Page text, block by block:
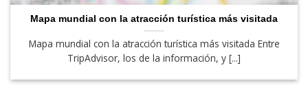
Mapa mundial con la atracción turística más visitada
Mapa mundial con la atracción turística más visitada Entre
TripAdvisor, los de la información, y [...]